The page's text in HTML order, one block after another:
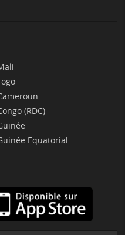
(RDC)
Equatorial